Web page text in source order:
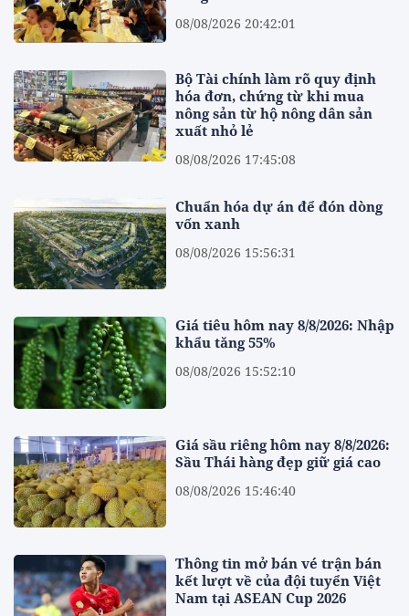
08/08/2026 20:42:01
Bộ Tài chính làm rõ quy định
hóa đơn, chứng từ khi mua
nông sản từ hộ nông dân sản
xuất nhỏ lẻ
08/08/2026 17:45:08
Chuẩn hóa dự án để đón dòng
vốn xanh
08/08/2026 15:56:31
Giá tiêu hôm nay 8/8/2026: Nhập
khẩu tăng 55%
08/08/2026 15:52:10
Giá sầu riêng hôm nay 8/8/2026:
Sầu Thái hàng đẹp giữ giá cao
08/08/2026 15:46:40
Thông tin mở bán vé trận bán
kết lượt về của đội tuyển Việt
Nam tại ASEAN Cup 2026